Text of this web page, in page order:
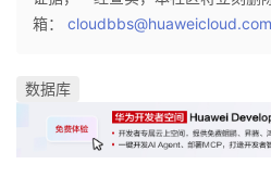
箱： cloudbbs@huaweicloud.com
数据库